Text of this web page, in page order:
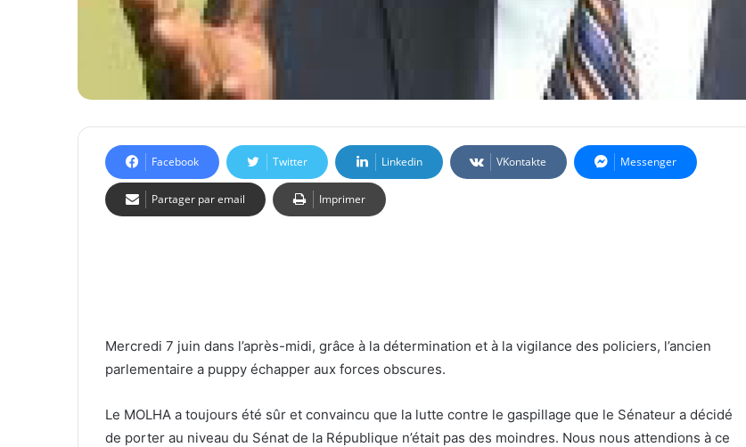
Facebook Twitter Linkedin VKontakte Messenger
Partager par email Imprimer
Mercredi 7 juin dans l’après-midi, grâce à la détermination et à la vigilance des policiers, l’ancien
parlementaire a puppy échapper aux forces obscures.
Le MOLHA a toujours été sûr et convaincu que la lutte contre le gaspillage que le Sénateur a décidé
de porter au niveau du Sénat de la République n’était pas des moindres. Nous nous attendions à ce